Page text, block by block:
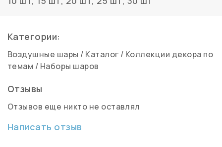
Категории:
Воздушные шары / Каталог / Коллекции декора по
темам / Наборы шаров
Отзывы
Отзывов еще никто не оставлял
Написать отзыв